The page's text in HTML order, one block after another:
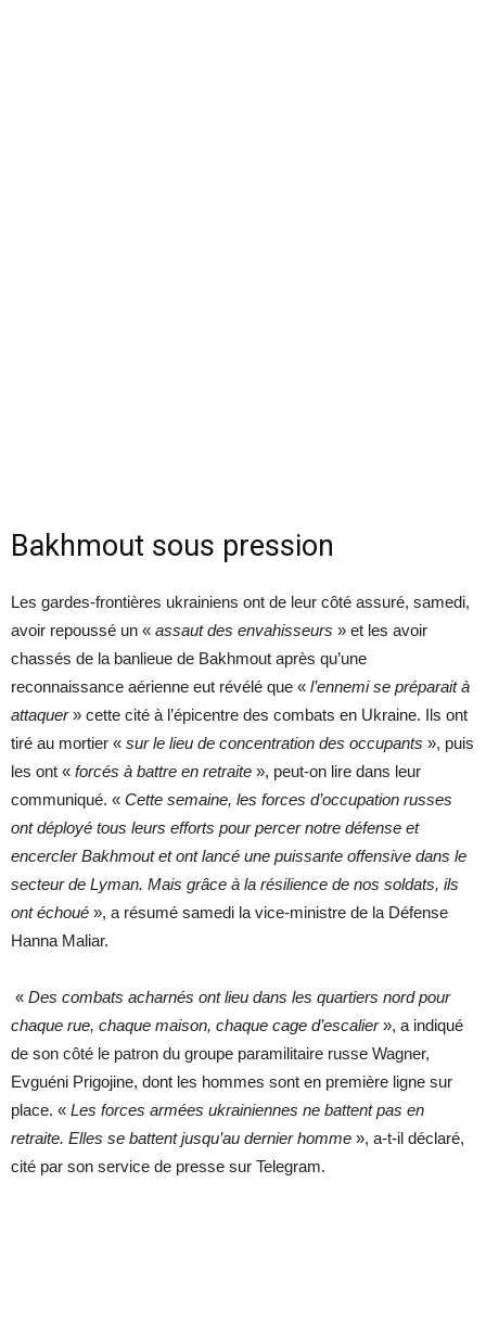
Bakhmout sous pression
Les gardes-frontières ukrainiens ont de leur côté assuré, samedi,
avoir repoussé un « assaut des envahisseurs » et les avoir
chassés de la banlieue de Bakhmout après qu’une
reconnaissance aérienne eut révélé que « l’ennemi se préparait à
attaquer» cette cité à l’épicentre des combats en Ukraine. Ils ont
tiré au mortier « sur le lieu de concentration des occupants », puis
les ont « forcés à battre en retraite », peut-on lire dans leur
communiqué. « Cette semaine, les forces d’occupation russes
ont déployé tous leurs efforts pour percer notre défense et
encercler Bakhmout et ont lancé une puissante offensive dans le
secteur de Lyman. Mais grâce à la résilience de nos soldats, ils
ont échoué », a résumé samedi la vice-ministre de la Défense
Hanna Maliar.
« Des combats acharnés ont lieu dans les quartiers nord pour
chaque rue, chaque maison, chaque cage d’escalier», a indiqué
de son côté le patron du groupe paramilitaire russe Wagner,
Evguéni Prigojine, dont les hommes sont en première ligne sur
place. « Les forces armées ukrainiennes ne battent pas en
retraite. Elles se battent jusqu’au dernier homme », a-t-il déclaré,
cité par son service de presse sur Telegram.